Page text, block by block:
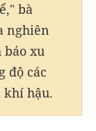
bà
nghiên
báo xu
độ các
khí hậu.